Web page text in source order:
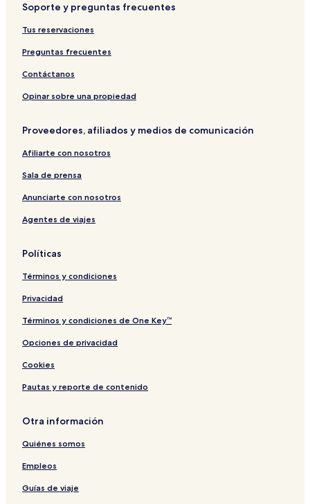
Soporte y preguntas frecuentes
Tus reservaciones
Preguntas frecuentes
Contáctanos
Opinar sobre una propiedad
Proveedores, afiliados y medios de comunicación
Afiliarte con nosotros
Sala de prensa
Anunciarte con nosotros
Agentes de viajes
Políticas
Términos y condiciones
Privacidad
Términos y condiciones de One Key™
Opciones de privacidad
Cookies
Pautas y reporte de contenido
Otra información
Quiénes somos
Empleos
Guías de viaje